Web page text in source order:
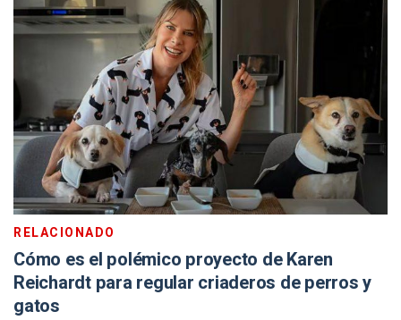
RELACIONADO
Cómo es el polémico proyecto de Karen
Reichardt para regular criaderos de perros y
gatos